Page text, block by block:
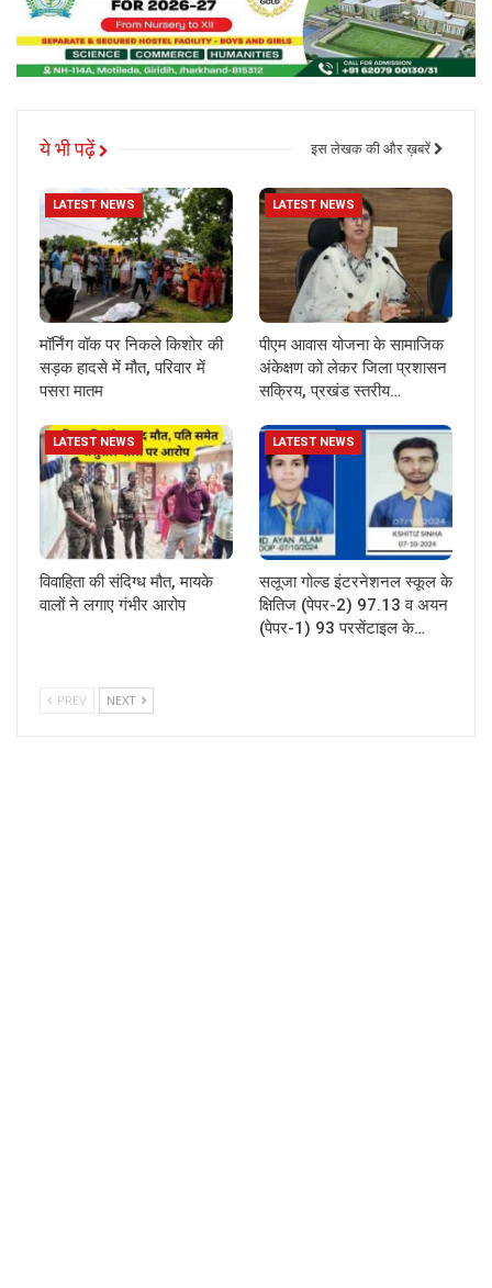
ये भी पढ़ें इस लेखक की और ख़बरें
LATEST NEWS
मॉर्निंग वॉक पर निकले किशोर की
सड़क हादसे में मौत, परिवार में
पसरा मातम
LATEST NEWS
पीएम आवास योजना के सामाजिक
अंकेक्षण को लेकर जिला प्रशासन
सक्रिय, प्रखंड स्तरीय…
LATEST NEWS
विवाहिता की संदिग्ध मौत, मायके
वालों ने लगाए गंभीर आरोप
LATEST NEWS
सलूजा गोल्ड इंटरनेशनल स्कूल के
क्षितिज (पेपर-2) 97.13 व अयन
(पेपर-1) 93 परसेंटाइल के…
PREV NEXT